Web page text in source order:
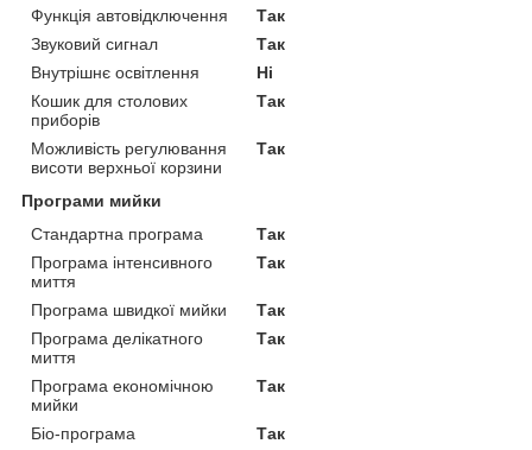
Функція автовідключення
Так
Звуковий сигнал
Так
Внутрішнє освітлення
Ні
Кошик для столових
приборів
Так
Можливість регулювання
висоти верхньої корзини
Так
Програми мийки
Стандартна програма
Так
Програма інтенсивного
миття
Так
Програма швидкої мийки
Так
Програма делікатного
миття
Так
Програма економічною
мийки
Так
Біо-програма
Так